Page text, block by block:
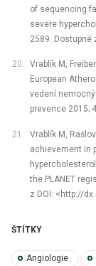
of sequencing
severe
2589. Dostupné
Vrablík M,
European
vedení
prevence 2015;
Vrablík M,
achievement in
the PLANET
z DOI: <http://
ŠTÍTKY
Angiologie